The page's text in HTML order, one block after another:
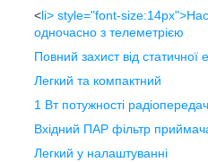
<li> style="font-
одночасно з телеметрією
Повний захист від статичної
Легкий та компактний
1 Вт потужності
Вхідний ПАР фільтр
Легкий у налаштуванні